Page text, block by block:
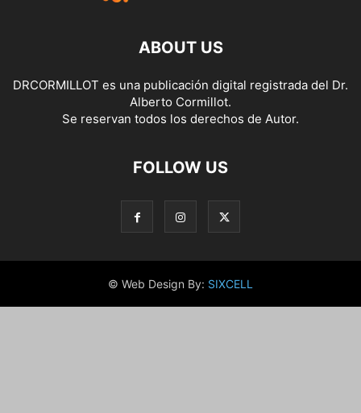
ABOUT US
DRCORMILLOT es una publicación digital registrada del Dr.
Alberto Cormillot.
Se reservan todos los derechos de Autor.
FOLLOW US
© Web Design By: SIXCELL